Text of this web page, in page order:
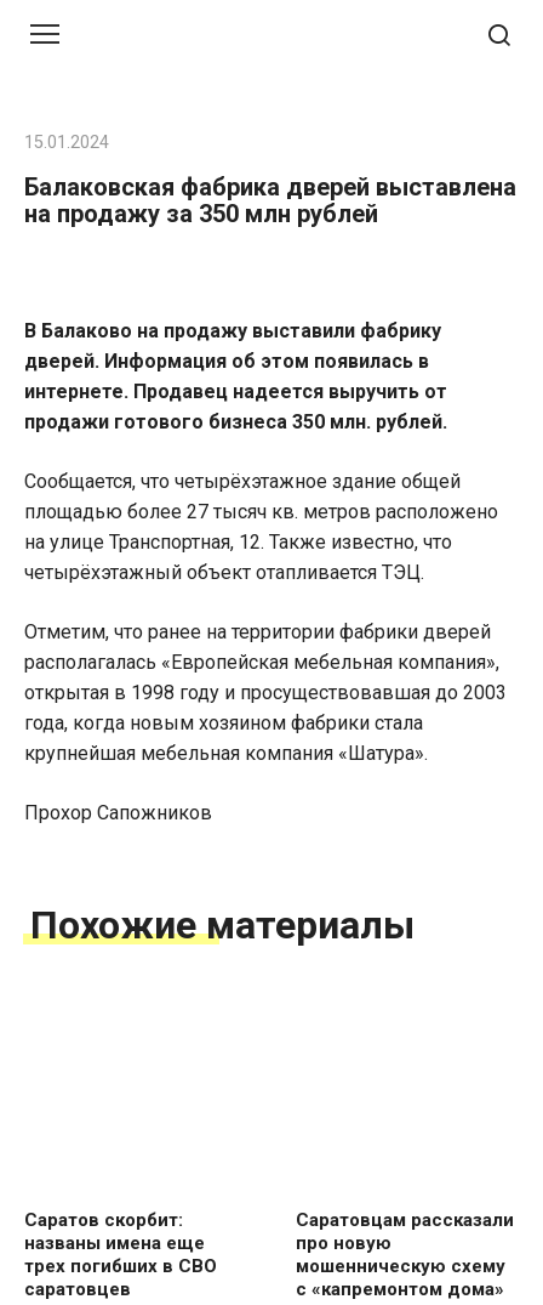
15.01.2024
Балаковская фабрика дверей выставлена
на продажу за 350 млн рублей
В Балаково на продажу выставили фабрику
дверей. Информация об этом появилась в
интернете. Продавец надеется выручить от
продажи готового бизнеса 350 млн. рублей.
Сообщается, что четырёхэтажное здание общей
площадью более 27 тысяч кв. метров расположено
на улице Транспортная, 12. Также известно, что
четырёхэтажный объект отапливается ТЭЦ.
Отметим, что ранее на территории фабрики дверей
располагалась «Европейская мебельная компания»,
открытая в 1998 году и просуществовавшая до 2003
года, когда новым хозяином фабрики стала
крупнейшая мебельная компания «Шатура».
Прохор Сапожников
Похожие материалы
Саратов скорбит:
названы имена еще
трех погибших в СВО
саратовцев
Саратовцам рассказали
про новую
мошенническую схему
с «капремонтом дома»